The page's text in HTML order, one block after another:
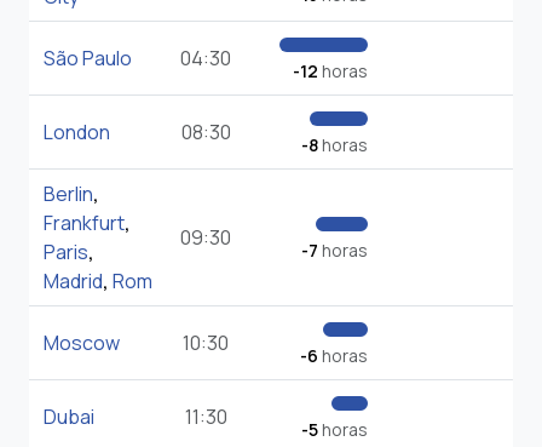
São Paulo 04:30 -12 horas
London 08:30 -8horas
Berlin,
Frankfurt,
Paris,
Madrid, Rom
09:30 -7 horas
Moscow 10:30 -6 horas
Dubai 11:30 -5horas